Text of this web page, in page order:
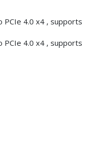
PCIe 4.0 x4 , supports
PCIe 4.0 x4 , supports